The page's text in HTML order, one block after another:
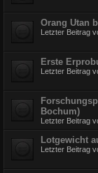
Orang Utan
Letzter Beitrag
Erste
Letzter Beitrag
Bochum)
Letzter Beitrag
Lotgewicht
Letzter Beitrag